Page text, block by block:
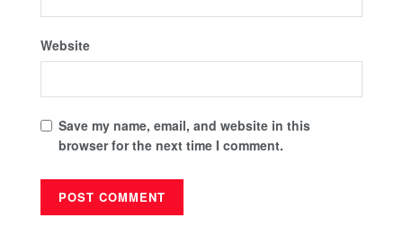
Website
Save my name, email, and website in this
browser for the next time I comment.